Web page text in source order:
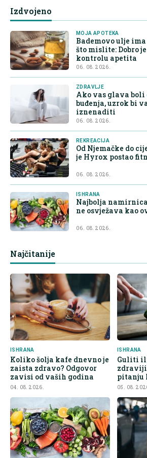
Izdvojeno
MOJA APOTEKA
Bademovo ulje
što mislite: Dobro
kontrolu apetita
06. 08. 2026.
ZDRAVLJE
Ako vas glava boli
buđenja, uzrok bi
iznenaditi
06. 08. 2026.
REKREACIJA
Od Njemačke do
je Hyrox postao
06. 08. 2026.
ISHRANA
Najbolja
ne osvježava kao
06. 08. 2026.
Najčitanije
ISHRANA
Koliko šolja kafe dnevno je
zaista zdravo? Odgovor
zavisi od vaših godina
04. 08. 2026.
ISHRANA
Guliti ili
zdraviji
pitanju
05. 08.